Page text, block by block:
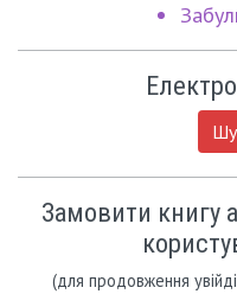
Замовити книгу
(для продовження